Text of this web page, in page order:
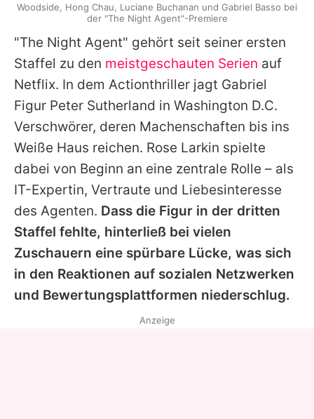
"The Night Agent" gehört seit seiner ersten
Staffel zu den meistgeschauten Serien auf
Netflix. In dem Actionthriller jagt Gabriel
Figur Peter Sutherland in Washington D.C.
Verschwörer, deren Machenschaften bis ins
Weiße Haus reichen. Rose Larkin spielte
dabei von Beginn an eine zentrale Rolle – als
IT-Expertin, Vertraute und Liebesinteresse
des Agenten. Dass die Figur in der dritten
Staffel fehlte, hinterließ bei vielen
Zuschauern eine spürbare Lücke, was sich
in den Reaktionen auf sozialen Netzwerken
und Bewertungsplattformen niederschlug.
Woodside, Hong Chau, Luciane Buchanan und Gabriel Basso bei
der "The Night Agent"-Premiere
Anzeige